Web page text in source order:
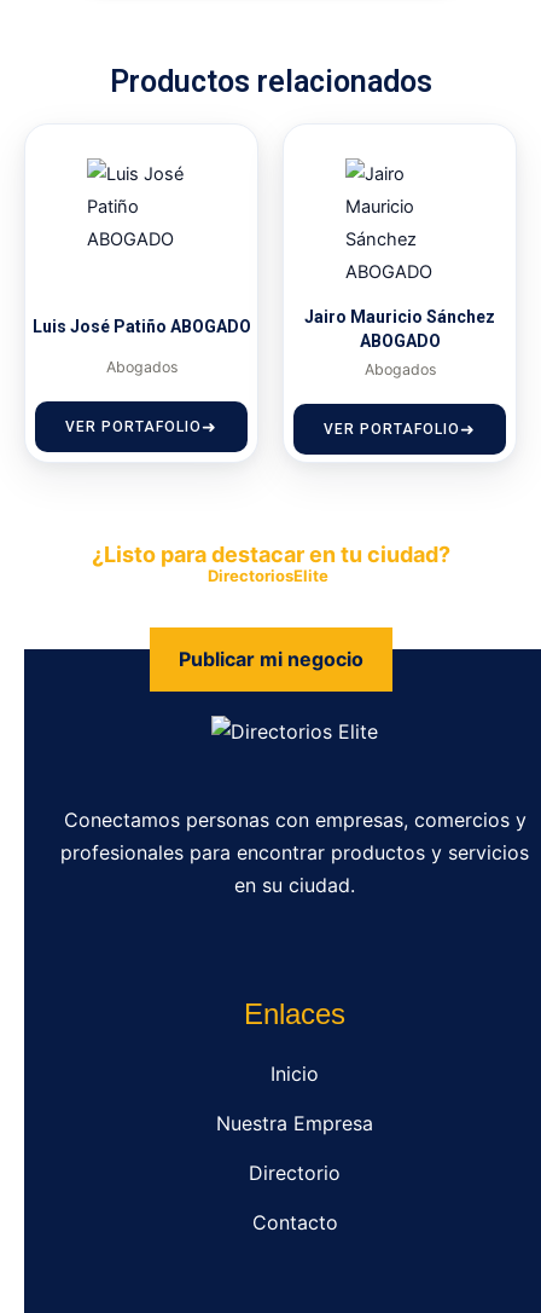
Productos relacionados
Luis José Patiño ABOGADO
Abogados
VER PORTAFOLIO
Jairo Mauricio Sánchez
ABOGADO
Abogados
VER PORTAFOLIO
¿Listo para destacar en tu ciudad?
DirectoriosElite
Publicar mi negocio
Conectamos personas con empresas, comercios y
profesionales para encontrar productos y servicios
en su ciudad.
Enlaces
Inicio
Nuestra Empresa
Directorio
Contacto